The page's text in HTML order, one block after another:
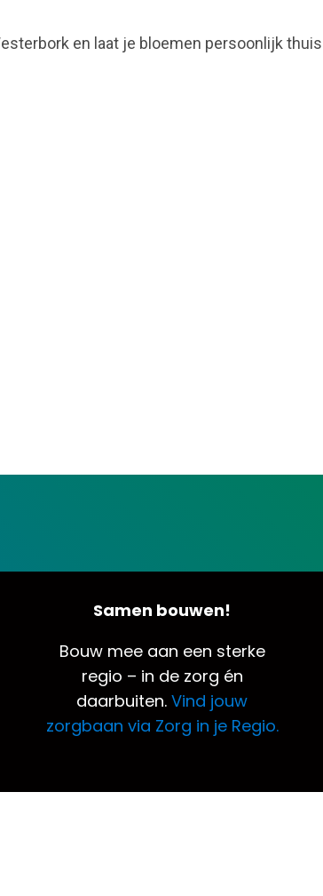
en laat je bloemen persoonlijk thuis
Samen bouwen!
Bouw mee aan een sterke
regio – in de zorg én
daarbuiten.Vind jouw
zorgbaan via Zorg in je Regio.